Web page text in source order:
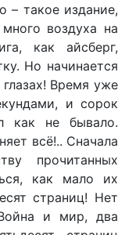
– такое издание,
воздуха на
как айсберг,
Но начинается
глазах! Время уже
и сорок
как не бывало.
всё!.. Сначала
прочитанных
как мало их
страниц! Нет
и мир, два